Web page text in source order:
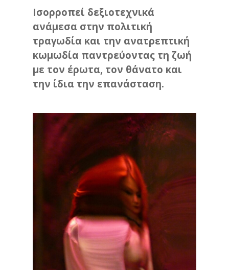
Ισορροπεί δεξιοτεχνικά
ανάμεσα στην πολιτική
τραγωδία και την ανατρεπτική
κωμωδία παντρεύοντας τη ζωή
με τον έρωτα, τον θάνατο και
την ίδια την επανάσταση.